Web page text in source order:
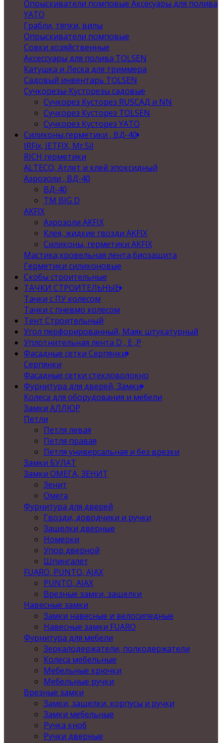
Опрыскиватели помповые Аксесуары для полива
YATO
Грабли, тяпки, вилы
Опрыскиватели помповые
Совки хозяйственные
Аксессуары для полива TOLSEN
Катушка и Леска для триммера
Садовый инвентарь TOLSEN
Сучкорезы-Кусторезы садовые
Сучкорез Кусторез RUSСАД и NN
Сучкорез Кусторез TOLSEN
Сучкорез Кусторез YATO
Силиконы,герметики , ВД-40
IRFix, JETFIX, Mr.Sil
RICH герметики
ALTECO, Атлет и клей эпоксидный
Аэрозоли , ВД-40
ВД-40
TM BIG D
AKFIX
Аэрозоли AKFIX
Клея, жидкие гвозди AKFIX
Силиконы, герметики AKFIX
Мастика,кровельная лента,биозащита
Герметики силиконовые
Скобы строительные
ТАЧКИ СТРОИТЕЛЬНЫЕ
Тачки с ПУ колесом
Тачки с пневмо колесом
Тент Строительный
Угол перфорированный, Маяк штукатурный
Уплотнительная лента D , Е ,P
Фасадные сетки Серпянки
Серпянки
Фасадные сетки стекловолокно
Фурнитура для дверей, Замки
Колеса для оборудования и мебели
Замки АЛЛЮР
Петли
Петля левая
Петля правая
Петля универсальная и без врезки
Замки БУЛАТ
Замки ОМЕГА, ЗЕНИТ
Зенит
Омега
Фурнитура для дверей
Гвозди, доводчики и ручки
Защелки дверные
Номерки
Упор дверной
Шпингалет
FUARO, PUNTO, AJAX
PUNTO, AJAX
Врезные замки, защелки
Навесные замки
Замки навесные и велосипедные
Навесные замки FUARO
Фурнитура для мебели
Зеркалодержатели, полкодержатели
Колеса мебельные
Мебельные крючки
Мебельные ручки
Врезные замки
Замки, защелки, корпусы и ручки
Замки мебельные
Ручка кноб
Ручки дверные